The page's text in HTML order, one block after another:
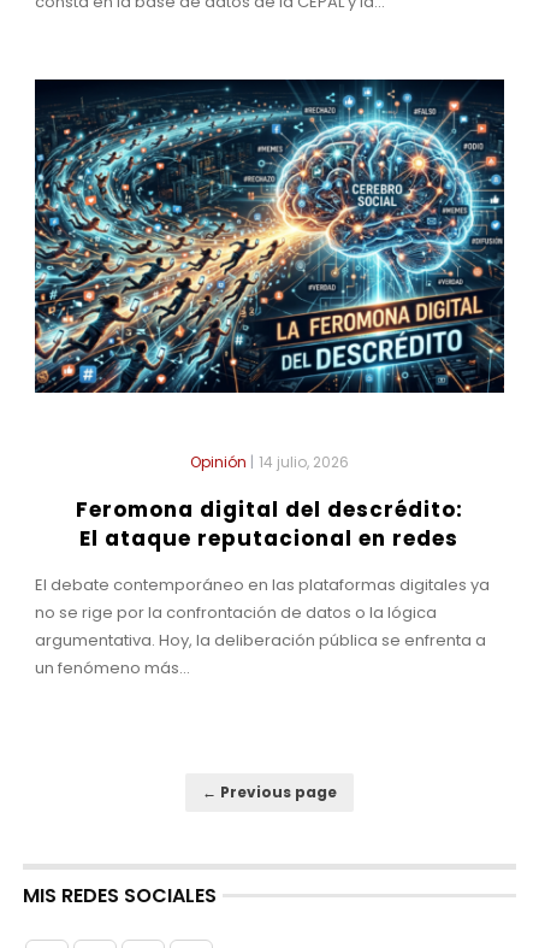
Opinión | 14 julio, 2026
Feromona digital del descrédito:
El ataque reputacional en redes
El debate contemporáneo en las plataformas digitales ya
no se rige por la confrontación de datos o la lógica
argumentativa. Hoy, la deliberación pública se enfrenta a
un fenómeno más...
← Previous page
MIS REDES SOCIALES